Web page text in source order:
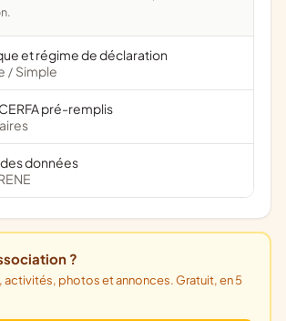
et régime de déclaration
/ Simple
pré-remplis
données
?